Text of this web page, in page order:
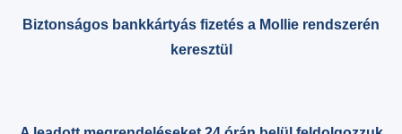
Biztonságos bankkártyás fizetés a Mollie rendszerén
keresztül